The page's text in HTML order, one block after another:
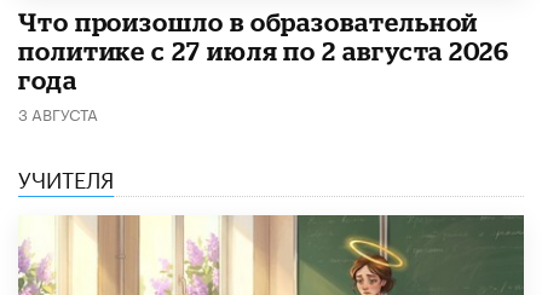
​Что произошло в образовательной
политике с 27 июля по 2 августа 2026
года
3 АВГУСТА
УЧИТЕЛЯ